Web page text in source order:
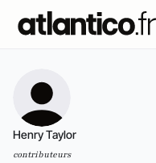
Henry Taylor
contributeurs